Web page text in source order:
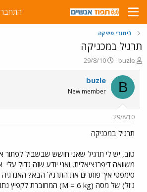
התחבר
לימודי פיזיקה
תרגיל במכניקה
פ
ו
ת
ח
ה
ו
ש
א
buzle
פ
ו
ר
ם
ר
29/8/10
B
buzle
New member
29/8/10
תרגיל במכניקה
טוב, יש לי תרגיל שאני חושש שבשביל לפתור
משוואה דיפרנציאלית, ואני יודע שזה גדול עלי
סימפטי איך פותרים את התרגיל הבא? האנרגיה